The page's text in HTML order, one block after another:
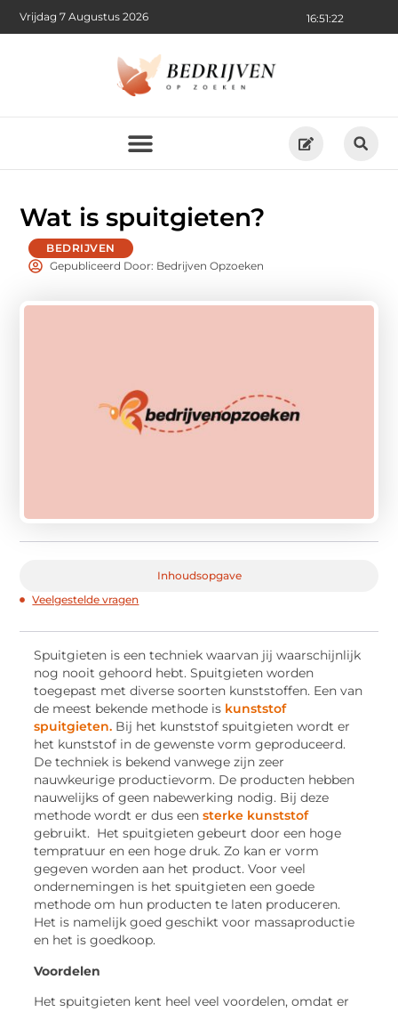
16:51:24
Vrijdag 7 Augustus 2026
Wat is spuitgieten?
BEDRIJVEN
Gepubliceerd Door: Bedrijven Opzoeken
Inhoudsopgave
Veelgestelde vragen
Spuitgieten is een techniek waarvan jij waarschijnlijk
nog nooit gehoord hebt. Spuitgieten worden
toegepast met diverse soorten kunststoffen. Een van
de meest bekende methode is kunststof
spuitgieten. Bij het kunststof spuitgieten wordt er
het kunststof in de gewenste vorm geproduceerd.
De techniek is bekend vanwege zijn zeer
nauwkeurige productievorm. De producten hebben
nauwelijks of geen nabewerking nodig. Bij deze
methode wordt er dus eensterke kunststof
gebruikt. Het spuitgieten gebeurt door een hoge
tempratuur en een hoge druk. Zo kan er vorm
gegeven worden aan het product. Voor veel
ondernemingen is het spuitgieten een goede
methode om hun producten te laten produceren.
Het is namelijk goed geschikt voor massaproductie
en het is goedkoop.
Voordelen
Het spuitgieten kent heel veel voordelen, omdat er